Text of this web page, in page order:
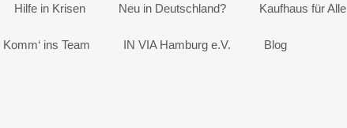
Hilfe in Krisen Neu in Deutschland? Kaufhaus für Alle
Komm‘ ins Team IN VIA Hamburg e.V. Blog